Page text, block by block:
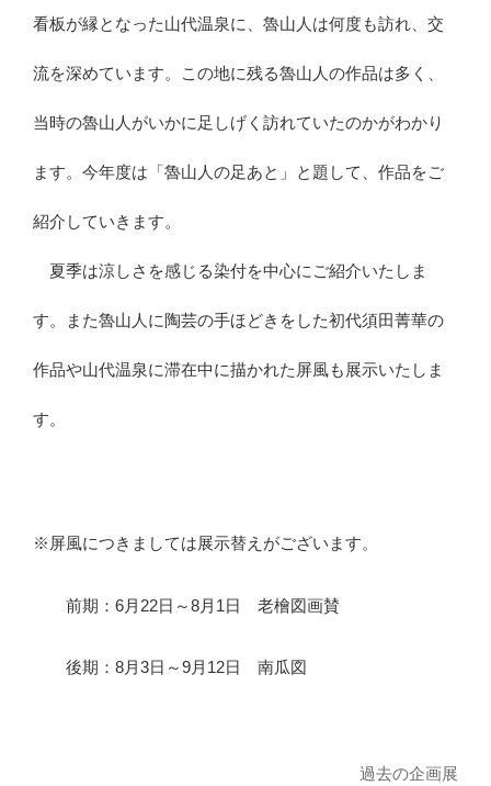
看板が縁となった山代温泉に、魯山人は何度も訪れ、交
流を深めています。この地に残る魯山人の作品は多く、
当時の魯山人がいかに足しげく訪れていたのかがわかり
ます。今年度は「魯山人の足あと」と題して、作品をご
紹介していきます。
夏季は涼しさを感じる染付を中心にご紹介いたしま
す。また魯山人に陶芸の手ほどきをした初代須田菁華の
作品や山代温泉に滞在中に描かれた屏風も展示いたしま
す。
※屏風につきましては展示替えがございます。
前期：6月22日～8月1日 老檜図画賛
後期：8月3日～9月12日 南瓜図
過去の企画展